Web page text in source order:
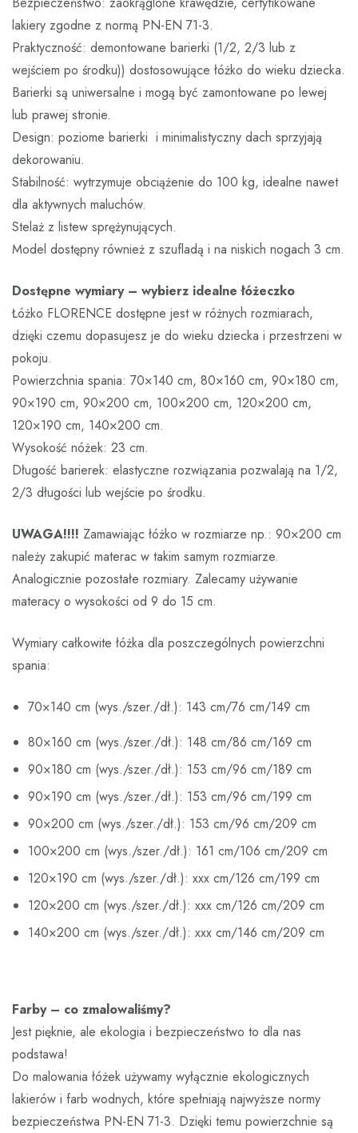
lakiery zgodne z normą PN-EN 71-3.
Praktyczność: demontowane barierki (1/2, 2/3 lub z
wejściem po środku)) dostosowujące łóżko do wieku dziecka.
Barierki są uniwersalne i mogą być zamontowane po lewej
lub prawej stronie.
Design: poziome barierki i minimalistyczny dach sprzyjają
dekorowaniu.
Stabilność: wytrzymuje obciążenie do 100 kg, idealne nawet
dla aktywnych maluchów.
Stelaż z listew sprężynujących.
Model dostępny również z szufladą i na niskich nogach 3 cm.
Dostępne wymiary – wybierz idealne łóżeczko
Łóżko FLORENCE dostępne jest w różnych rozmiarach,
dzięki czemu dopasujesz je do wieku dziecka i przestrzeni w
pokoju.
Powierzchnia spania: 70×140 cm, 80×160 cm, 90×180 cm,
90×190 cm, 90×200 cm, 100×200 cm, 120×200 cm,
120×190 cm, 140×200 cm.
Wysokość nóżek: 23 cm.
Długość barierek: elastyczne rozwiązania pozwalają na 1/2,
2/3 długości lub wejście po środku.
UWAGA!!!! Zamawiając łóżko w rozmiarze np.: 90×200 cm
należy zakupić materac w takim samym rozmiarze.
Analogicznie pozostałe rozmiary. Zalecamy używanie
materacy o wysokości od 9 do 15 cm.
Wymiary całkowite łóżka dla poszczególnych powierzchni
spania:
70×140 cm (wys./szer./dł.): 143 cm/76 cm/149 cm
80×160 cm (wys./szer./dł.): 148 cm/86 cm/169 cm
90×180 cm (wys./szer./dł.): 153 cm/96 cm/189 cm
90×190 cm (wys./szer./dł.): 153 cm/96 cm/199 cm
90×200 cm (wys./szer./dł.): 153 cm/96 cm/209 cm
100×200 cm (wys./szer./dł.): 161 cm/106 cm/209 cm
120×190 cm (wys./szer./dł.): xxx cm/126 cm/199 cm
120×200 cm (wys./szer./dł.): xxx cm/126 cm/209 cm
140×200 cm (wys./szer./dł.): xxx cm/146 cm/209 cm
Farby – co zmalowaliśmy?
Jest pięknie, ale ekologia i bezpieczeństwo to dla nas
podstawa!
Do malowania łóżek używamy wyłącznie ekologicznych
lakierów i farb wodnych, które spełniają najwyższe normy
bezpieczeństwa PN-EN 71-3. Dzięki temu powierzchnie są